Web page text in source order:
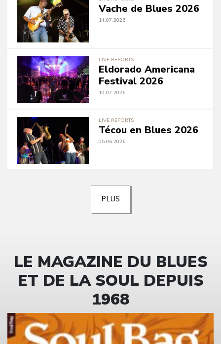
Vache de Blues 2026
14.07.2026
LIVE REPORTS
Eldorado Americana
Festival 2026
10.07.2026
LIVE REPORTS
Técou en Blues 2026
05.06.2026
PLUS
LE MAGAZINE DU BLUES
ET DE LA SOUL DEPUIS
1968